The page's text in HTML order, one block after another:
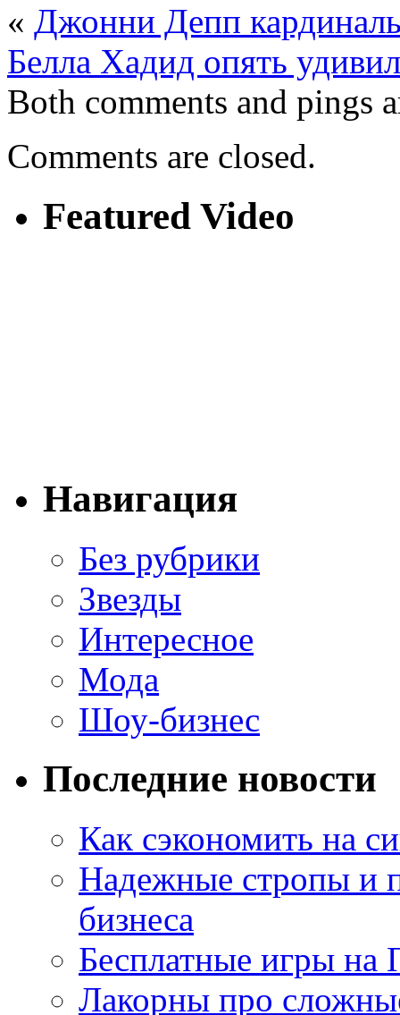
« Джонни Депп
Белла Хадид опять
Both comments and pings
Comments are closed.
Featured Video
Навигация
Без рубрики
Звезды
Интересное
Мода
Шоу-бизнес
Последние новости
Как сэкономить на
Надежные стропы и
бизнеса
Бесплатные игры на
Лакорны про